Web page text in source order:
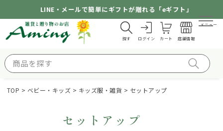
LINE・メールで簡単にギフトが贈れる「eギフト」
探す ログイン カート 店舗情報
メニュー
TOP ベビー・キッズ キッズ服・雑貨 セットアップ
セットアップ